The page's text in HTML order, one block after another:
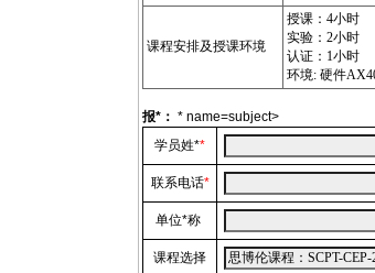
课程安排及授课环境
授课：4小时
实验：2小时
认证：1小时
环境: 硬件
报* ： * name=subject>
学员姓**
联系电话*
单位*称
课程选择